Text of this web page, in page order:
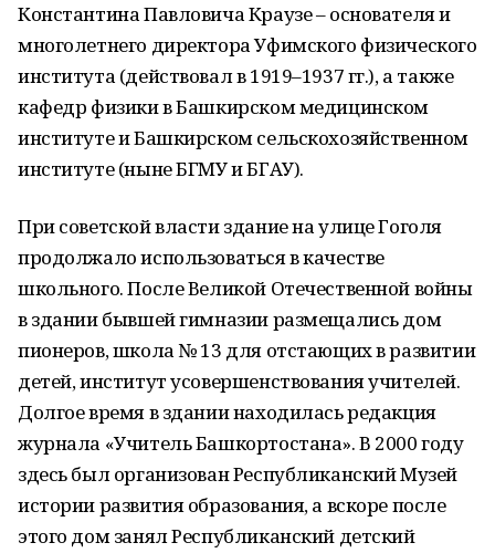
Константина Павловича Краузе – основателя и
многолетнего директора Уфимского физического
института (действовал в 1919–1937 гг.), а также
кафедр физики в Башкирском медицинском
институте и Башкирском сельскохозяйственном
институте (ныне БГМУ и БГАУ).
При советской власти здание на улице Гоголя
продолжало использоваться в качестве
школьного. После Великой Отечественной войны
в здании бывшей гимназии размещались дом
пионеров, школа № 13 для отстающих в развитии
детей, институт усовершенствования учителей.
Долгое время в здании находилась редакция
журнала «Учитель Башкортостана». В 2000 году
здесь был организован Республиканский Музей
истории развития образования, а вскоре после
этого дом занял Республиканский детский